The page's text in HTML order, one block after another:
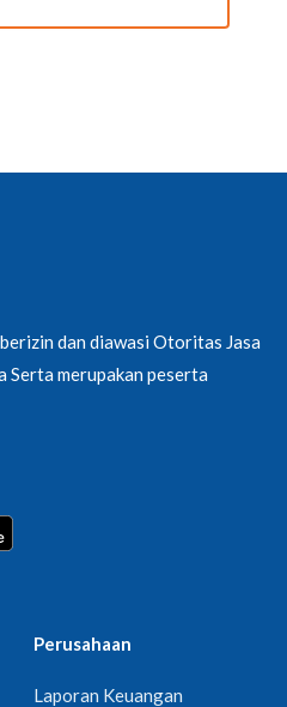
dan diawasi Otoritas Jasa
Serta merupakan peserta
Perusahaan
Laporan Keuangan